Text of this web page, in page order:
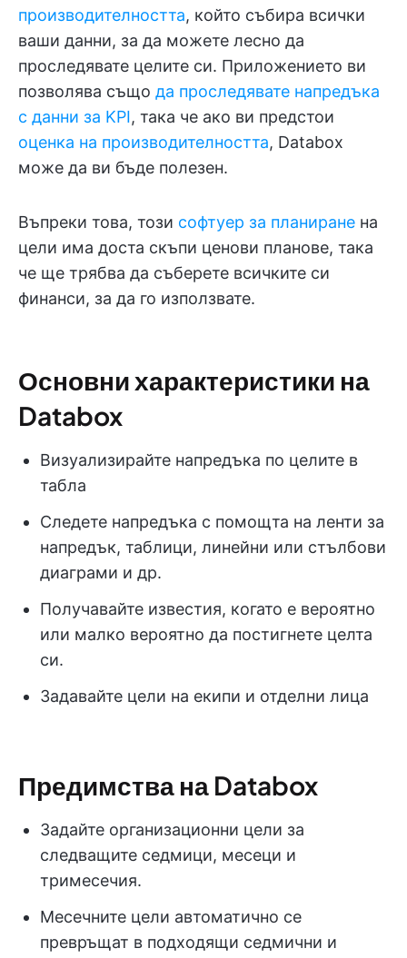
производителността, който събира всички
ваши данни, за да можете лесно да
проследявате целите си. Приложението ви
позволява също да проследявате напредъка
с данни за KPI, така че ако ви предстои
оценка на производителността, Databox
може да ви бъде полезен.
Въпреки това, този софтуер за планиране на
цели има доста скъпи ценови планове, така
че ще трябва да съберете всичките си
финанси, за да го използвате.
Основни характеристики на
Databox
Визуализирайте напредъка по целите в
табла
Следете напредъка с помощта на ленти за
напредък, таблици, линейни или стълбови
диаграми и др.
Получавайте известия, когато е вероятно
или малко вероятно да постигнете целта
си.
Задавайте цели на екипи и отделни лица
Предимства на Databox
Задайте организационни цели за
следващите седмици, месеци и
тримесечия.
Месечните цели автоматично се
превръщат в подходящи седмични и